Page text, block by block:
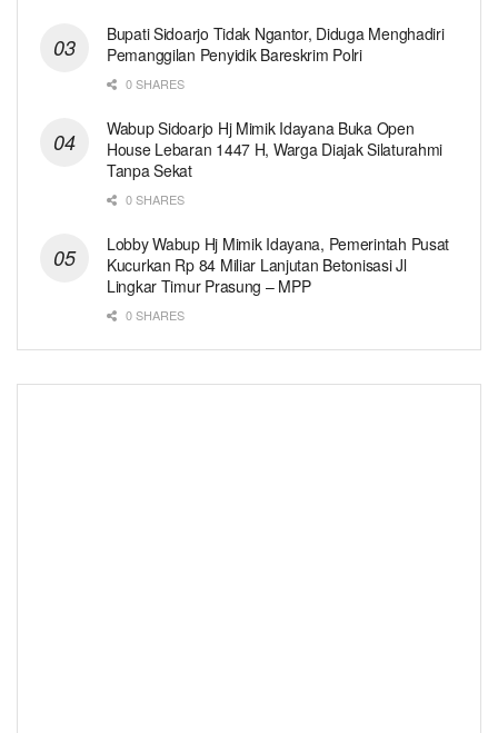
Bupati Sidoarjo Tidak Ngantor, Diduga Menghadiri
Pemanggilan Penyidik Bareskrim Polri
0 SHARES
Wabup Sidoarjo Hj Mimik Idayana Buka Open
House Lebaran 1447 H, Warga Diajak Silaturahmi
Tanpa Sekat
0 SHARES
Lobby Wabup Hj Mimik Idayana, Pemerintah Pusat
Kucurkan Rp 84 Miliar Lanjutan Betonisasi Jl
Lingkar Timur Prasung – MPP
0 SHARES